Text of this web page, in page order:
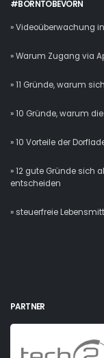
#BORNTOBEVORN
» Videoüberwachung
» Warum Zugang via
» 11 Gründe, warum
» 10 Gründe, warum
» 10 Vorteile der
» 12 gute Gründe sich
entscheiden
» steuerfreie
PARTNER